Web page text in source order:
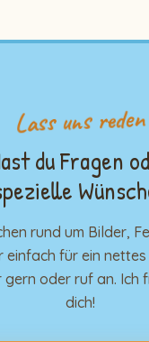
Lass uns reden
du Fragen
rund um Bilder,
einfach für ein
gern oder ruf an. Ich
dich!